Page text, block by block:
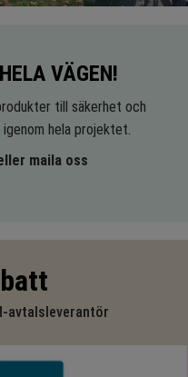
VÄGEN!
till säkerhet och
hela projektet.
maila oss
avtalsleverantör